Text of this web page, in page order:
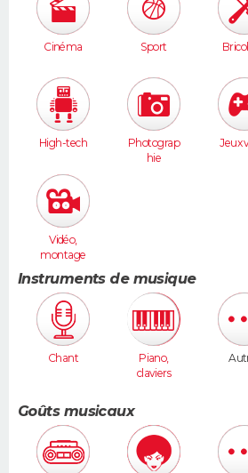
Cinéma Sport
High-tech
Photograp
hie
Jeux
Vidéo,
montage
Instruments de musique
Chant
Piano,
claviers
Goûts musicaux